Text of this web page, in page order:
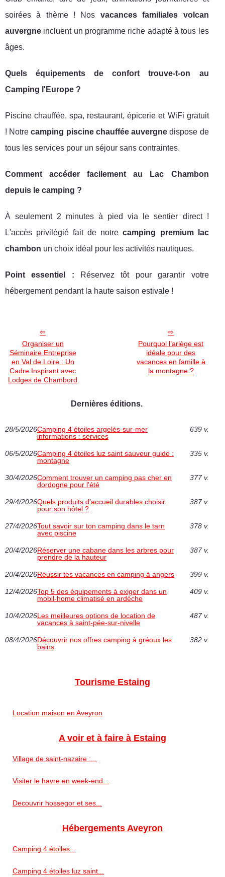
soirées à thème ! Nos vacances familiales volcan
auvergne incluent un programme riche adapté à tous les
âges.
Quels équipements de confort trouve-t-on au
Camping l'Europe ?
Piscine chauffée, spa, restaurant, épicerie et WiFi gratuit
! Notrecamping piscine chauffée auvergne dispose de
tous les services pour un séjour sans contraintes.
Comment accéder facilement au Lac Chambon
depuis le camping ?
À seulement 2 minutes à pied via le sentier direct !
L'accès privilégié fait de notrecamping premium lac
chambon un choix idéal pour les activités nautiques.
Point essentiel : Réservez tôt pour garantir votre
hébergement pendant la haute saison estivale !
Organiser un
Séminaire Entreprise
en Val de Loire : Un
Cadre Inspirant avec
Lodges de Chambord
Pourquoi l’ariège est
idéale pour des
vacances en famille à
la montagne ?
Dernières éditions.
28/5/2026Camping 4 étoiles argelès-sur-mer
informations : services
639 v.
06/5/2026Camping 4 étoiles luz saint sauveur guide :
montagne
335 v.
30/4/2026Comment trouver un camping pas cher en
dordogne pour l'été
377 v.
29/4/2026Quels produits d’accueil durables choisir
pour son hôtel ?
387 v.
27/4/2026Tout savoir sur ton camping dans le tarn
avec piscine
378 v.
20/4/2026Réserver une cabane dans les arbres pour
prendre de la hauteur
387 v.
20/4/2026Réussir tes vacances en camping à angers 399 v.
12/4/2026Top 5 des équipements à exiger dans un
mobil-home climatisé en ardèche
409 v.
10/4/2026Les meilleures options de location de
vacances à saint-pée-sur-nivelle
487 v.
08/4/2026Découvrir nos offres camping à gréoux les
bains
382 v.
Tourisme Estaing
Location maison en Aveyron
A voir et à faire à Estaing
Village de saint-nazaire :...
Visiter le havre en week-end...
Decouvrir hossegor et ses...
Hébergements Aveyron
Camping 4 étoiles...
Camping 4 étoiles luz saint...